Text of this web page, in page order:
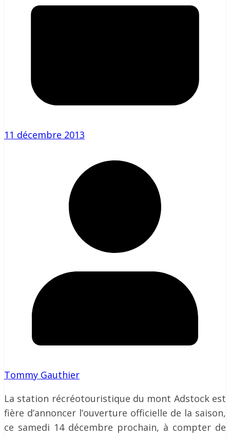
11 décembre 2013
Tommy Gauthier
La station récréotouristique du mont Adstock est
fière d’annoncer l’ouverture officielle de la saison,
ce samedi 14 décembre prochain, à compter de